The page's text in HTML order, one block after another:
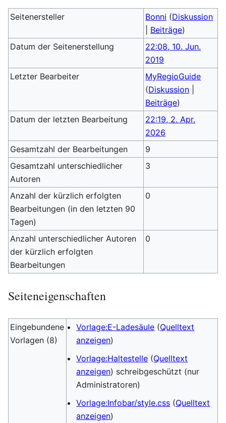
Seitenersteller Bonni (Diskussion
Beiträge)
Datum der Seitenerstellung
22:08, 10. Jun.
2019
Letzter Bearbeiter
MyRegioGuide
(Diskussion
Beiträge)
Datum der letzten Bearbeitung
22:19, 2. Apr.
2026
Gesamtzahl der Bearbeitungen
9
Gesamtzahl unterschiedlicher
Autoren
3
Anzahl der kürzlich erfolgten
Bearbeitungen (in den letzten 90
Tagen)
0
Anzahl unterschiedlicher Autoren
der kürzlich erfolgten
Bearbeitungen
0
Seiteneigenschaften
Eingebundene
Vorlagen (8)
Vorlage:E-Ladesäule (Quelltext
anzeigen)
Vorlage:Haltestelle (Quelltext
anzeigen) schreibgeschützt (nur
Administratoren)
Vorlage:Infobar/style.css (Quelltext
anzeigen)